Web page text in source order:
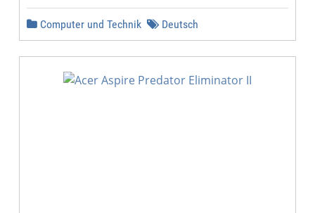
Computer und Technik Deutsch